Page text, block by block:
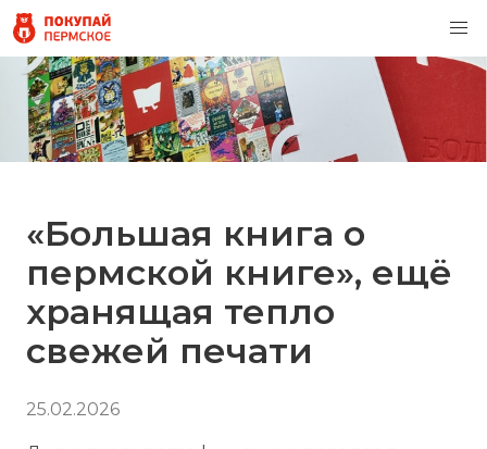
«Большая книга о
пермской книге», ещё
хранящая тепло
свежей печати
25.02.2026